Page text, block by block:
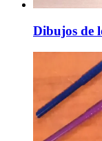
Dibujos de